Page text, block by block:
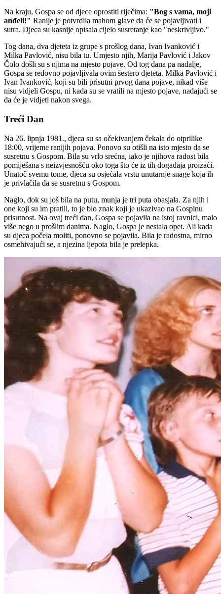
Na kraju, Gospa se od djece oprostiti riječima: "Bog s vama, moji
anđeli!" Ranije je potvrdila mahom glave da će se pojavljivati i
sutra. Djeca su kasnije opisala cijelo susretanje kao "neskrivljivo."
Tog dana, dva djeteta iz grupe s prošlog dana, Ivan Ivanković i
Milka Pavlović, nisu bila tu. Umjesto njih, Marija Pavlović i Jakov
Čolo došli su s njima na mjesto pojave. Od tog dana pa nadalje,
Gospa se redovno pojavljivala ovim šestero djeteta. Milka Pavlović i
Ivan Ivanković, koji su bili prisutni prvog dana pojave, nikad više
nisu vidjeli Gospu, ni kada su se vratili na mjesto pojave, nadajući se
da će je vidjeti nakon svega.
Treći Dan
Na 26. lipnja 1981., djeca su sa očekivanjem čekala do otprilike
18:00, vrijeme ranijih pojava. Ponovo su otišli na isto mjesto da se
susretnu s Gospom. Bila su vrlo srećna, iako je njihova radost bila
pomiješana s neizvjesnošću oko toga što će iz tih događaja proizaći.
Unatoč svemu tome, djeca su osjećala vrstu unutarnje snage koja ih
je privlačila da se susretnu s Gospom.
Naglo, dok su još bila na putu, munja je tri puta obasjala. Za njih i
one koji su im pratili, to je bio znak koji je ukazivao na Gospinu
prisutnost. Na ovaj treći dan, Gospa se pojavila na istoj ravnici, malo
više nego u prošlim danima. Naglo, Gospa je nestala opet. Ali kada
su djeca počela moliti, ponovno se pojavila. Bila je radostna, mirno
osmehivajući se, a njezina ljepota bila je prelepka.